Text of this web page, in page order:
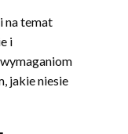
na temat
i
jakie niesie